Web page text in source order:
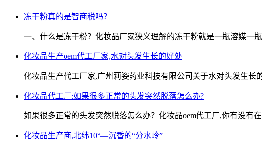
冻干粉真的是智商税吗？
一、什么是冻干粉？化妆品厂家狭义理解的冻干粉就是一瓶溶媒一
化妆品生产oem代工厂家,水对头发生长的好处
化妆品生产代工厂家,广州莉姿药业科技有限公司关于水对头发生长
化妆品代工厂:如果很多正常的头发突然脱落怎么办?
如果很多正常的头发突然脱落怎么办？化妆品oem代工厂,你有没有
化妆品生产商,北纬10°—沉香的“分水岭”